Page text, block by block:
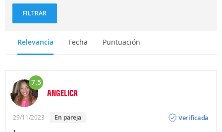
FILTRAR
Relevancia Fecha Puntuación
7.5
ANGELICA
29/11/2023 En pareja
Verificada